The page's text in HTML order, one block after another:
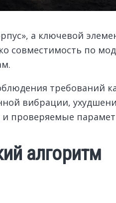
а ключевой
совместимость по
требований
вибрации,
и проверяемые
алгоритм